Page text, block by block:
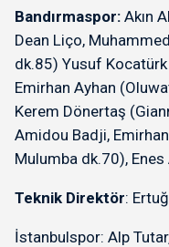
Bandırmaspor: Akın
Dean Liço,
dk.85) Yusuf
Emirhan Ayhan
Kerem Dönertaş
Amidou Badji,
Mulumba dk.70), Enes
Teknik Direktör:
İstanbulspor: Alp